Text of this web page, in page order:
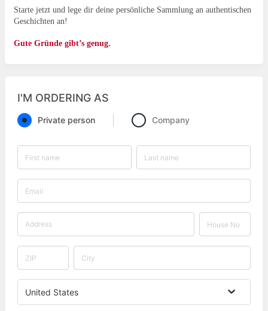
Starte jetzt und lege dir deine persönliche Sammlung an authentischen
Geschichten an!
Gute Gründe gibt’s genug.
I'M ORDERING AS
Private person Company
United States